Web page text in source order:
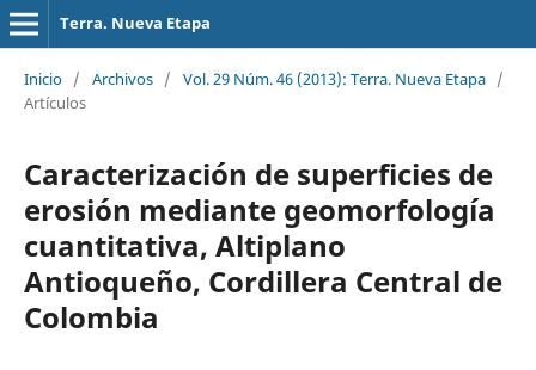
Terra. Nueva Etapa
Inicio / Archivos / Vol. 29 Núm. 46 (2013): Terra. Nueva Etapa /
Artículos
Caracterización de superficies de
erosión mediante geomorfología
cuantitativa, Altiplano
Antioqueño, Cordillera Central de
Colombia